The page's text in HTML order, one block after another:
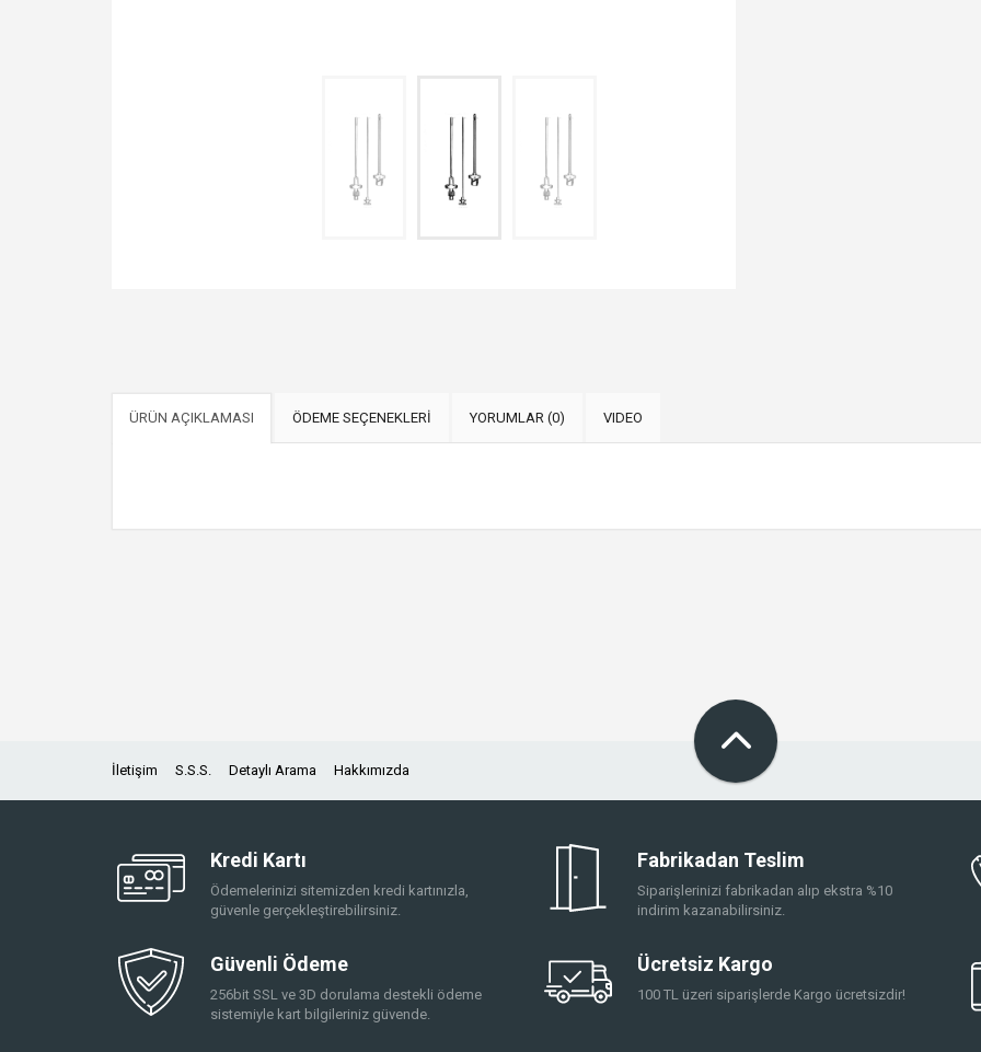
ÜRÜN AÇIKLAMASI ÖDEME SEÇENEKLERİ YORUMLAR (0) VIDEO
İletişim S.S.S. Detaylı Arama Hakkımızda
Kredi Kartı
Ödemelerinizi sitemizden kredi kartınızla,
güvenle gerçekleştirebilirsiniz.
Fabrikadan Teslim
Siparişlerinizi fabrikadan alıp ekstra %10
indirim kazanabilirsiniz.
Güvenli Ödeme
256bit SSL ve 3D dorulama destekli ödeme
sistemiyle kart bilgileriniz güvende.
Ücretsiz Kargo
100 TL üzeri siparişlerde Kargo ücretsizdir!